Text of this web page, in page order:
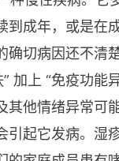
到成年，或是在
确切病因还不清
加上 “免疫功能
其他情绪异常可
引起它发病。湿